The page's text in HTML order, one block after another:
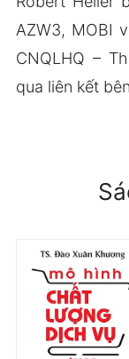
AZW3, MOBI
CNQLHQ –
qua liên kết